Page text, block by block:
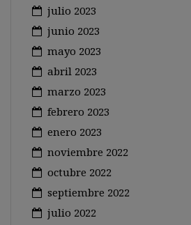
julio 2023
junio 2023
mayo 2023
abril 2023
marzo 2023
febrero 2023
enero 2023
noviembre 2022
octubre 2022
septiembre 2022
julio 2022